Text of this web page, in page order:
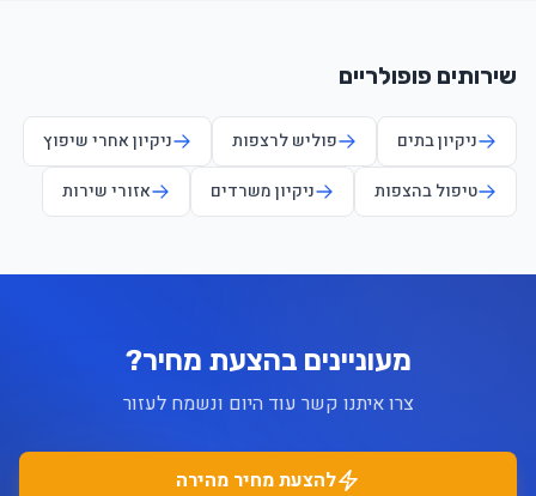
שירותים פופולריים
ניקיון בתים פוליש לרצפות
ניקיון אחרי שיפוץ
טיפול בהצפות
ניקיון משרדים אזורי שירות
מעוניינים בהצעת מחיר?
צרו איתנו קשר עוד היום ונשמח לעזור
להצעת מחיר מהירה